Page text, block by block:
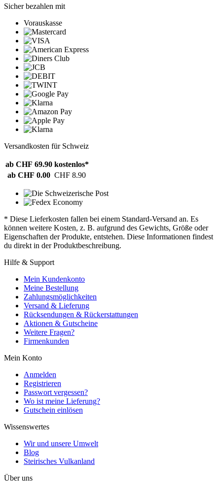
Sicher bezahlen mit
Vorauskasse
Versandkosten für Schweiz
ab CHF 69.90 kostenlos*
ab CHF 0.00 CHF 8.90
* Diese Lieferkosten fallen bei einem Standard-Versand an. Es
können weitere Kosten, z. B. aufgrund des Gewichts, Größe oder
Eigenschaften der Produkte, entstehen. Diese Informationen findest
du direkt in der Produktbeschreibung.
Hilfe & Support
Mein Kundenkonto
Meine Bestellung
Zahlungsmöglichkeiten
Versand & Lieferung
Rücksendungen & Rückerstattungen
Aktionen & Gutscheine
Weitere Fragen?
Firmenkunden
Mein Konto
Anmelden
Registrieren
Passwort vergessen?
Wo ist meine Lieferung?
Gutschein einlösen
Wissenswertes
Wir und unsere Umwelt
Blog
Steirisches Vulkanland
Über uns